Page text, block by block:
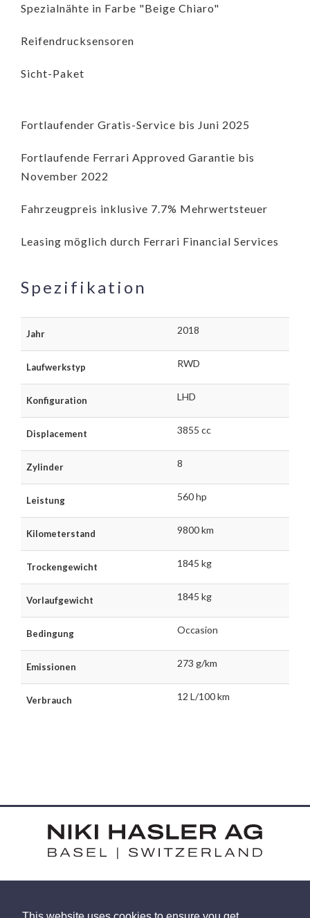
Spezialnähte in Farbe "Beige Chiaro"
Reifendrucksensoren
Sicht-Paket
Fortlaufender Gratis-Service bis Juni 2025
Fortlaufende Ferrari Approved Garantie bis
November 2022
Fahrzeugpreis inklusive 7.7% Mehrwertsteuer
Leasing möglich durch Ferrari Financial Services
Spezifikation
Jahr 2018
Laufwerkstyp RWD
Konfiguration LHD
Displacement 3855 cc
Zylinder 8
Leistung 560 hp
Kilometerstand 9800 km
Trockengewicht 1845 kg
Vorlaufgewicht 1845 kg
Bedingung Occasion
Emissionen 273 g/km
Verbrauch 12 L/100 km
HARDSTRASSE 15 - CH-4052 BASEL